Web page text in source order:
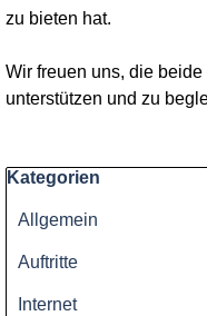
zu bieten hat.
Wir freuen uns, die
unterstützen und zu
Block überspringen Kategorien
Kategorien
Allgemein
Auftritte
Internet